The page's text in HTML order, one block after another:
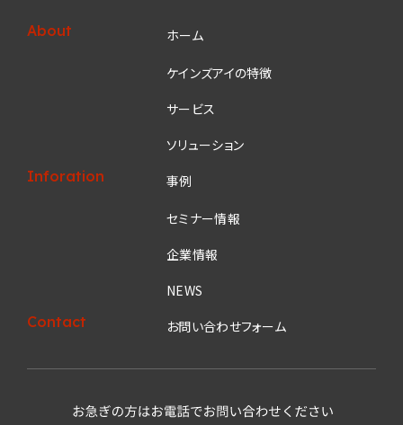
About ホーム
ケインズアイの特徴
サービス
ソリューション
Inforation
事例
セミナー情報
企業情報
NEWS
Contact
お問い合わせフォーム